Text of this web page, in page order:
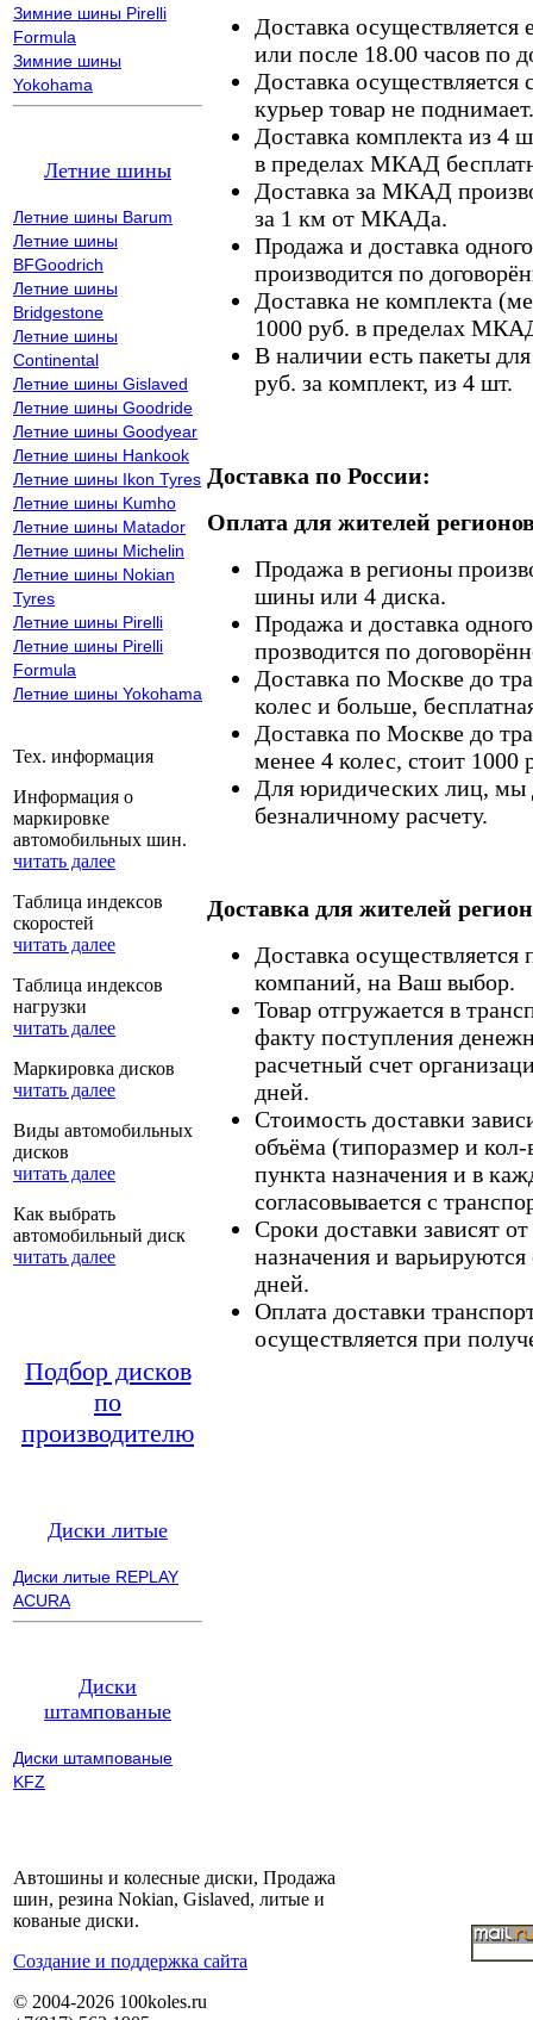
Зимние шины Pirelli
Formula
Зимние шины
Yokohama
Летние шины
Летние шины Barum
Летние шины
BFGoodrich
Летние шины
Bridgestone
Летние шины
Continental
Летние шины Gislaved
Летние шины Goodride
Летние шины Goodyear
Летние шины Hankook
Летние шины Ikon Tyres
Летние шины Kumho
Летние шины Matador
Летние шины Michelin
Летние шины Nokian
Tyres
Летние шины Pirelli
Летние шины Pirelli
Formula
Летние шины Yokohama
Тех. информация
Информация о
маркировке
автомобильных шин.
читать далее
Таблица индексов
скоростей
читать далее
Таблица индексов
нагрузки
читать далее
Маркировка дисков
читать далее
Виды автомобильных
дисков
читать далее
Как выбрать
автомобильный диск
читать далее
Подбор дисков
по
производителю
Диски литые
Диски литые REPLAY
ACURA
Диски
штампованые
Диски штампованые
KFZ
Доставка осуществляется
или после 18.00 часов по
Доставка осуществляется
курьер товар не поднимает.
Доставка комплекта из 4
в пределах МКАД
Доставка за МКАД
за 1 км от МКАДа.
Продажа и доставка
производится по
Доставка не комплекта
1000 руб. в пределах
В наличии есть пакеты
руб. за комплект, из 4 шт.
Доставка по России:
Оплата для жителей
Продажа в регионы
шины или 4 диска.
Продажа и доставка
прозводится по
Доставка по Москве до
колес и больше,
Доставка по Москве до
менее 4 колес, стоит 1000
Для юридических лиц, мы
безналичному расчету.
Доставка для жителей
Доставка
компаний, на Ваш выбор.
Товар отгружается в
факту поступления
расчетный счет
дней.
Стоимость доставки
объёма (типоразмер и кол-
пункта назначения и в
согласовывается с
Сроки доставки зависят
назначения и
дней.
Оплата доставки
осуществляется при
Автошины и колесные диски, Продажа
шин, резина Nokian, Gislaved, литые и
кованые диски.
Cоздание и поддержка сайта
© 2004-2026 100koles.ru